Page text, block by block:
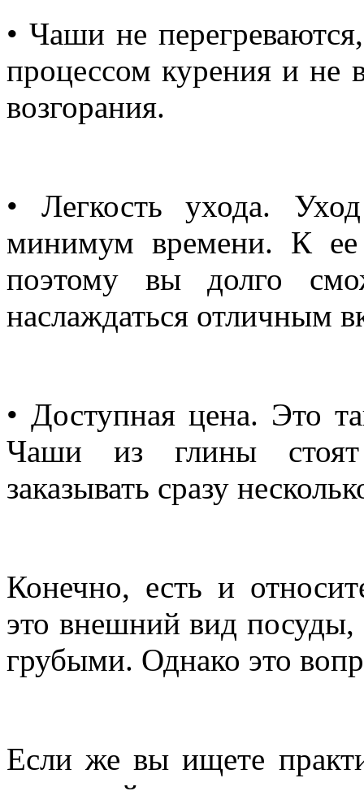
• Чаши не
процессом курения и не
возгорания.
• Легкость ухода.
минимум времени. К ее
поэтому вы долго
наслаждаться отличным
• Доступная цена. Это
Чаши из глины
заказывать сразу
Конечно, есть и
это внешний вид
грубыми. Однако это
Если же вы ищете